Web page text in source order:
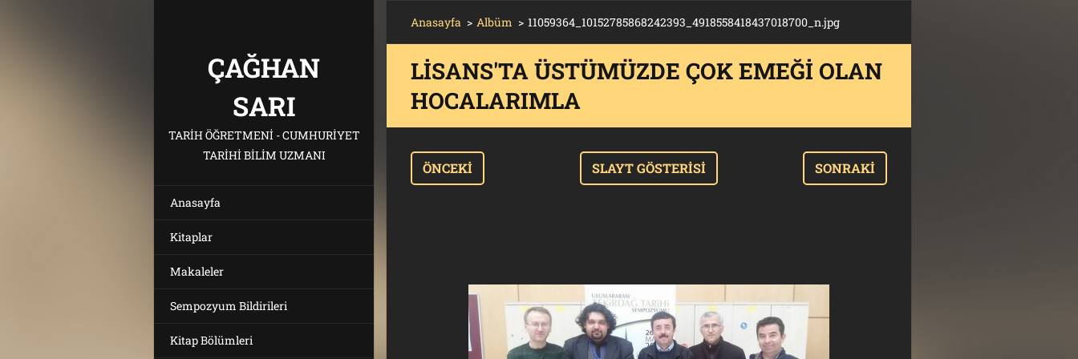
ÇAĞHAN
SARI
TARIH ÖĞRETMENI - CUMHURIYET
TARIHI BILIM UZMANI
Anasayfa
Kitaplar
Makaleler
Sempozyum Bildirileri
Kitap Bölümleri
Anasayfa > Albüm > 11059364_10152785868242393_4918558418437018700_n.jpg
LISANS'TA ÜSTÜMÜZDE ÇOK EMEĞI OLAN
HOCALARIMLA
ÖNCEKI SLAYT GÖSTERISI SONRAKI